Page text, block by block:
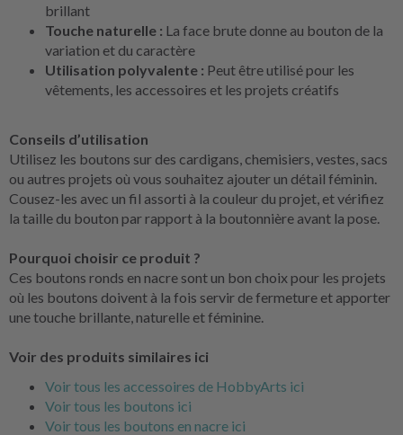
brillant
Touche naturelle : La face brute donne au bouton de la
variation et du caractère
Utilisation polyvalente : Peut être utilisé pour les
vêtements, les accessoires et les projets créatifs
Conseils d’utilisation
Utilisez les boutons sur des cardigans, chemisiers, vestes, sacs
ou autres projets où vous souhaitez ajouter un détail féminin.
Cousez-les avec un fil assorti à la couleur du projet, et vérifiez
la taille du bouton par rapport à la boutonnière avant la pose.
Pourquoi choisir ce produit ?
Ces boutons ronds en nacre sont un bon choix pour les projets
où les boutons doivent à la fois servir de fermeture et apporter
une touche brillante, naturelle et féminine.
Voir des produits similaires ici
Voir tous les accessoires de HobbyArts ici
Voir tous les boutons ici
Voir tous les boutons en nacre ici